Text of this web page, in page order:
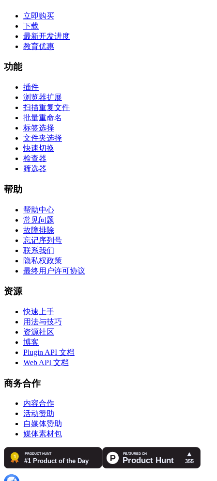
立即购买
下载
最新开发进度
教育优惠
功能
插件
浏览器扩展
扫描重复文件
批量重命名
标签选择
文件夹选择
快速切换
检查器
筛选器
帮助
帮助中心
常见问题
故障排除
忘记序列号
联系我们
隐私权政策
最终用户许可协议
资源
快速上手
用法与技巧
资源社区
博客
Plugin API 文档
Web API 文档
商务合作
内容合作
活动赞助
自媒体赞助
媒体素材包